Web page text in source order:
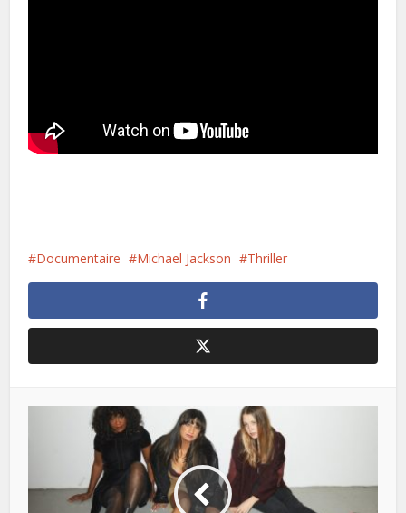
Documentaire Michael Jackson Thriller